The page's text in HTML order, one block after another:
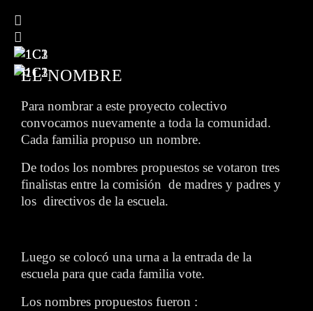
EL NOMBRE
Para nombrar a este proyecto colectivo
convocamos nuevamente a toda la comunidad.
Cada familia propuso un nombre.
De todos los nombres propuestos se votaron tres
finalistas entre la comisión de madres y padres y
los directivos de la escuela.
Luego se colocó una urna a la entrada de la
escuela para que cada familia vote.
Los nombres propuestos fueron :